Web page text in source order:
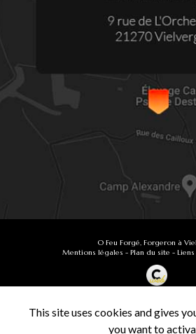
O Feu Forgé, Forgeron à
Mentions légales - Plan du site -
Demande de Devis
Secteur -En savoir +
This site uses cookies and gives
you want to